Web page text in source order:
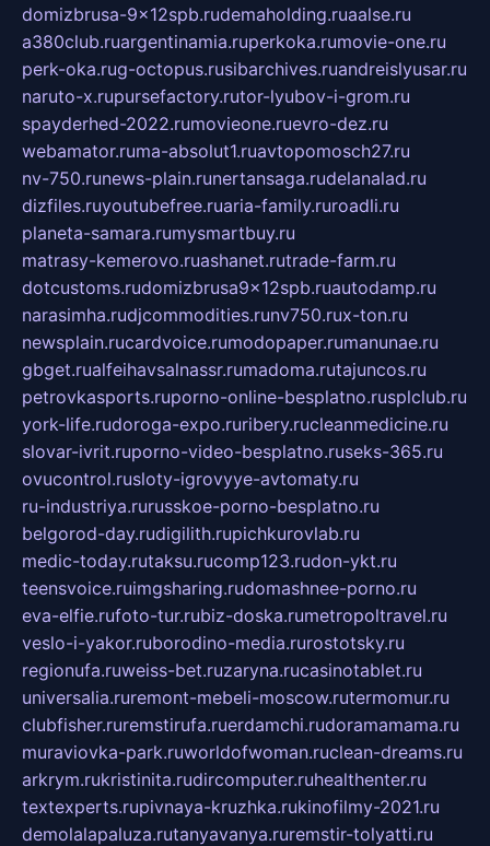
domizbrusa-9x12spb.rudemaholding.ruaalse.ru
a380club.ruargentinamia.ruperkoka.rumovie-one.ru
perk-oka.rug-octopus.rusibarchives.ruandreislyusar.ru
naruto-x.rupursefactory.rutor-lyubov-i-grom.ru
spayderhed-2022.rumovieone.ruevro-dez.ru
webamator.ruma-absolut1.ruavtopomosch27.ru
nv-750.runews-plain.runertansaga.rudelanalad.ru
dizfiles.ruyoutubefree.ruaria-family.ruroadli.ru
planeta-samara.rumysmartbuy.ru
matrasy-kemerovo.ruashanet.rutrade-farm.ru
dotcustoms.rudomizbrusa9x12spb.ruautodamp.ru
narasimha.rudjcommodities.runv750.rux-ton.ru
newsplain.rucardvoice.rumodopaper.rumanunae.ru
gbget.rualfeihavsalnassr.rumadoma.rutajuncos.ru
petrovkasports.ruporno-online-besplatno.rusplclub.ru
york-life.rudoroga-expo.ruribery.rucleanmedicine.ru
slovar-ivrit.ruporno-video-besplatno.ruseks-365.ru
ovucontrol.rusloty-igrovyye-avtomaty.ru
ru-industriya.rurusskoe-porno-besplatno.ru
belgorod-day.rudigilith.rupichkurovlab.ru
medic-today.rutaksu.rucomp123.rudon-ykt.ru
teensvoice.ruimgsharing.rudomashnee-porno.ru
eva-elfie.rufoto-tur.rubiz-doska.rumetropoltravel.ru
veslo-i-yakor.ruborodino-media.rurostotsky.ru
regionufa.ruweiss-bet.ruzaryna.rucasinotablet.ru
universalia.ruremont-mebeli-moscow.rutermomur.ru
clubfisher.ruremstirufa.ruerdamchi.rudoramamama.ru
muraviovka-park.ruworldofwoman.ruclean-dreams.ru
arkrym.rukristinita.rudircomputer.ruhealthenter.ru
textexperts.rupivnaya-kruzhka.rukinofilmy-2021.ru
demolalapaluza.rutanyavanya.ruremstir-tolyatti.ru